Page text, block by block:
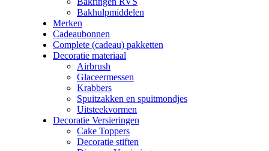
Bakhulpmiddelen
Merken
Cadeaubonnen
Complete (cadeau) pakketten
Decoratie materiaal
Airbrush
Glaceermessen
Krabbers
Spuitzakken en spuitmondjes
Uitsteekvormen
Decoratie Versieringen
Cake Toppers
Decoratie stiften